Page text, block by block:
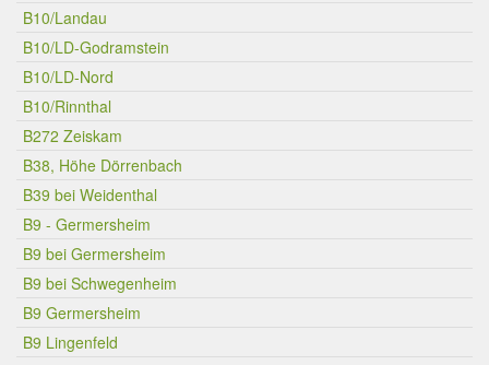
B10/Landau
B10/LD-Godramstein
B10/LD-Nord
B10/Rinnthal
B272 Zeiskam
B38, Höhe Dörrenbach
B39 bei Weidenthal
B9 - Germersheim
B9 bei Germersheim
B9 bei Schwegenheim
B9 Germersheim
B9 Lingenfeld